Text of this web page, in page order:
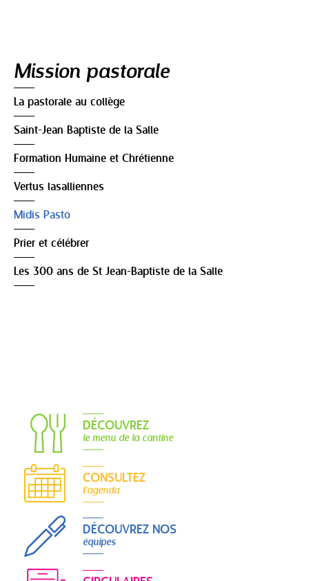
Mission pastorale
La pastorale au collège
Saint-Jean Baptiste de la Salle
Formation Humaine et Chrétienne
Vertus lasalliennes
Midis Pasto
Prier et célébrer
Les 300 ans de St Jean-Baptiste de la Salle
DÉCOUVREZ
le menu de la cantine
CONSULTEZ
l'agenda
DÉCOUVREZ NOS
équipes